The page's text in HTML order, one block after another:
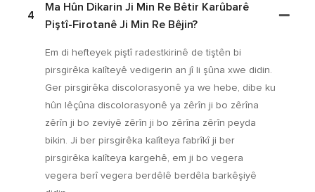
4
Ma Hûn Dikarin Ji Min Re Bêtir Karûbarê
Piştî-Firotanê Ji Min Re Bêjin?
Em di hefteyek piştî radestkirinê de tiştên bi
pirsgirêka kalîteyê vedigerin an jî li şûna xwe didin.
Ger pirsgirêka discolorasyonê ya we hebe, dibe ku
hûn lêçûna discolorasyonê ya zêrîn ji bo zêrîna
zêrîn ji bo zeviyê zêrîn ji bo zêrîna zêrîn peyda
bikin. Ji ber pirsgirêka kalîteya fabrîkî ji ber
pirsgirêka kalîteya kargehê, em ji bo vegera
vegera berî vegera berdêlê berdêla barkêşiyê